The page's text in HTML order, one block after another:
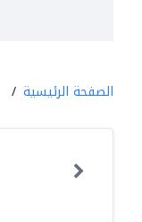
الصفحة الرئيسية